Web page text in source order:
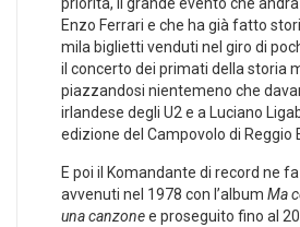
priorità, il grande evento che
Enzo Ferrari e che ha già fatto
mila biglietti venduti nel giro di
il concerto dei primati della storia
piazzandosi nientemeno che
irlandese degli U2 e a Luciano
edizione del Campovolo di Reggio
E poi il Komandante di record ne
avvenuti nel 1978 con l’album Ma
una canzonee proseguito fino al